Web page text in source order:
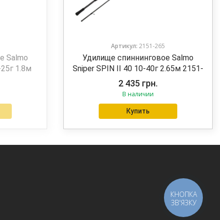
Salmo
1.8м
Артикул:2151-265
Удилище спиннинговое Salmo
Sniper SPIN II 40 10-40г 2.65м 2151-
265
2 435 грн.
В наличии
Купить
КНОПКА
ЗВ'ЯЗКУ